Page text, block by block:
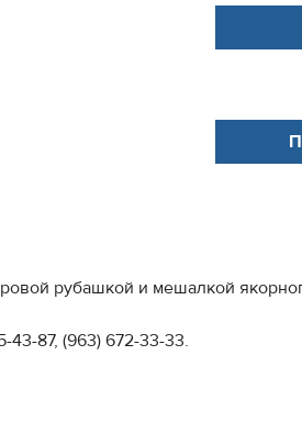
рубашкой и мешалкой
43-87, (963) 672-33-33.